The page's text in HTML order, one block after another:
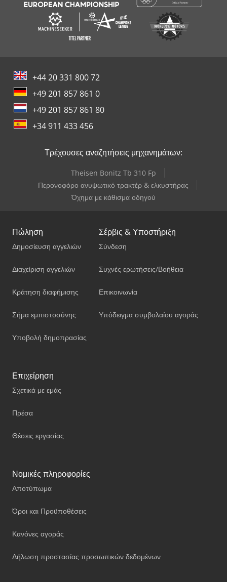
+44 20 331 800 72
+49 201 857 861 0
+49 201 857 861 80
+34 911 433 456
Τρέχουσες αναζητήσεις μηχανημάτων:
Theisen Bonitz Tb 310 Fp
Περονοφόρο ανυψωτικό τρακτέρ & ελκυστήρας
Όχημα με κάθισμα οδηγού
Πώληση
Δημοσίευση αγγελιών
Διαχείριση αγγελιών
Κράτηση διαφήμισης
Σήμα εμπιστοσύνης
Υποβολή δημοπρασίας
Σέρβις & Υποστήριξη
Σύνδεση
Συχνές ερωτήσεις/Βοήθεια
Επικοινωνία
Υπόδειγμα συμβολαίου αγοράς
Επιχείρηση
Σχετικά με εμάς
Πρέσα
Θέσεις εργασίας
Νομικές πληροφορίες
Αποτύπωμα
Όροι και Προϋποθέσεις
Κανόνες αγοράς
Δήλωση προστασίας προσωπικών δεδομένων